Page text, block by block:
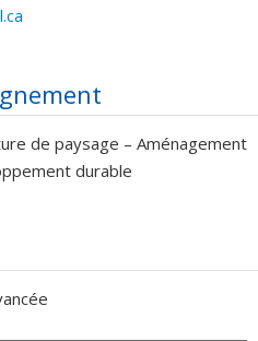
de paysage – Aménagement
durable